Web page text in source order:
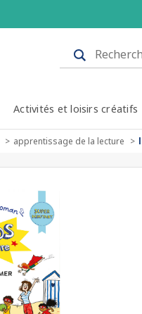
Activités et loisirs créatifs
apprentissage de la lecture